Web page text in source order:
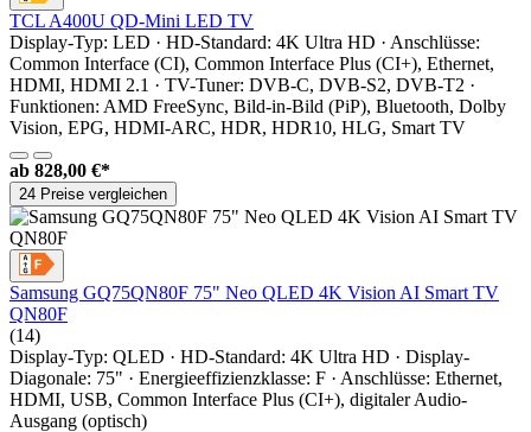
TCL A400U QD-Mini LED TV
Display-Typ: LED · HD-Standard: 4K Ultra HD · Anschlüsse:
Common Interface (CI), Common Interface Plus (CI+), Ethernet,
HDMI, HDMI 2.1 · TV-Tuner: DVB-C, DVB-S2, DVB-T2 ·
Funktionen: AMD FreeSync, Bild-in-Bild (PiP), Bluetooth, Dolby
Vision, EPG, HDMI-ARC, HDR, HDR10, HLG, Smart TV
ab 828,00 €*
24 Preise vergleichen
Samsung GQ75QN80F 75" Neo QLED 4K Vision AI Smart TV
QN80F
(14)
Display-Typ: QLED · HD-Standard: 4K Ultra HD · Display-
Diagonale: 75" · Energieeffizienzklasse: F · Anschlüsse: Ethernet,
HDMI, USB, Common Interface Plus (CI+), digitaler Audio-
Ausgang (optisch)